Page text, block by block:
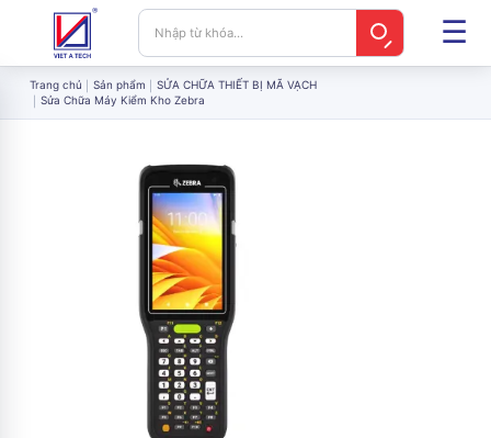
Trang chủ Sản phẩm
SỬA CHỮA THIẾT BỊ MÃ VẠCH
Sửa Chữa Máy Kiểm Kho Zebra